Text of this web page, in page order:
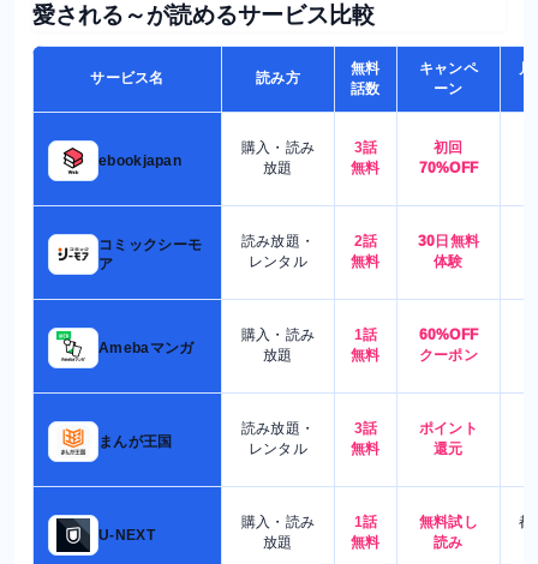
愛される～が読めるサービス比較
サービス名 読み方
無料
話数
キャンペ
ーン
月
ebookjapan
購入・読み
放題
3話
無料
初回
70%OFF
コミックシーモ
ア
読み放題・
レンタル
2話
無料
30日無料
体験
Amebaマンガ
購入・読み
放題
1話
無料
60%OFF
クーポン
まんが王国
読み放題・
レンタル
3話
無料
ポイント
還元
U-NEXT
購入・読み
放題
1話
無料
無料試し
読み
都